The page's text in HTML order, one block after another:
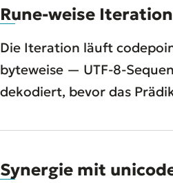
Rune-weise Iteration
Die Iteration läuft
byteweise — UTF-8-
dekodiert, bevor das
Synergie mit